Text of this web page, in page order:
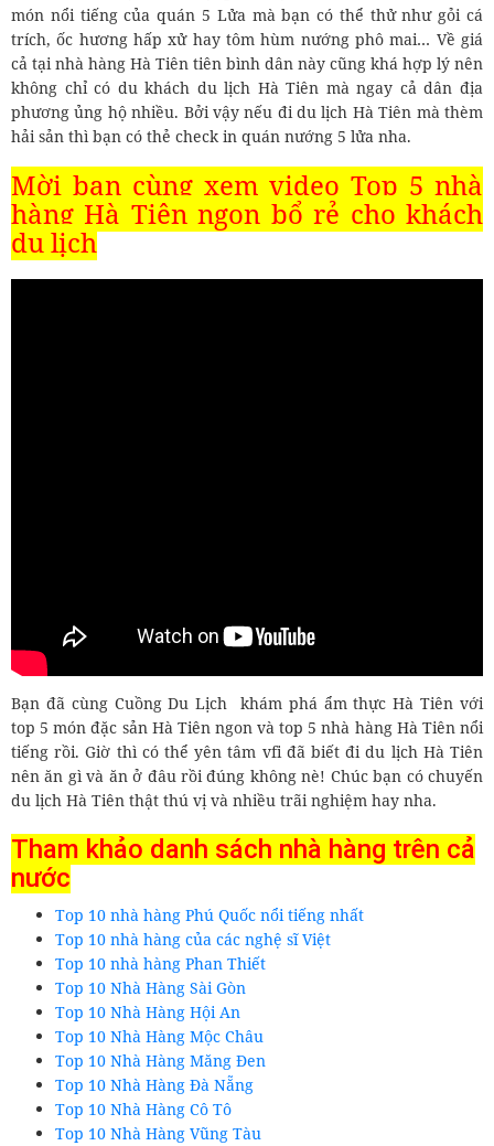
món nổi tiếng của quán 5 Lửa mà bạn có thể thử như gỏi cá
trích, ốc hương hấp xử hay tôm hùm nướng phô mai… Về giá
cả tại nhà hàng Hà Tiên tiên bình dân này cũng khá hợp lý nên
không chỉ có du khách du lịch Hà Tiên mà ngay cả dân địa
phương ủng hộ nhiều. Bởi vậy nếu đi du lịch Hà Tiên mà thèm
hải sản thì bạn có thẻ check in quán nướng 5 lửa nha.
Mời bạn cùng xem video Top 5 nhà
hàng Hà Tiên ngon bổ rẻ cho khách
du lịch
Bạn đã cùng Cuồng Du Lịch khám phá ẩm thực Hà Tiên với
top 5 món đặc sản Hà Tiên ngon và top 5 nhà hàng Hà Tiên nổi
tiếng rồi. Giờ thì có thể yên tâm vfi đã biết đi du lịch Hà Tiên
nên ăn gì và ăn ở đâu rồi đúng không nè! Chúc bạn có chuyến
du lịch Hà Tiên thật thú vị và nhiều trãi nghiệm hay nha.
Tham khảo danh sách nhà hàng trên cả
nước
Top 10 nhà hàng Phú Quốc nổi tiếng nhất
Top 10 nhà hàng của các nghệ sĩ Việt
Top 10 nhà hàng Phan Thiết
Top 10 Nhà Hàng Sài Gòn
Top 10 Nhà Hàng Hội An
Top 10 Nhà Hàng Mộc Châu
Top 10 Nhà Hàng Măng Đen
Top 10 Nhà Hàng Đà Nẵng
Top 10 Nhà Hàng Cô Tô
Top 10 Nhà Hàng Vũng Tàu